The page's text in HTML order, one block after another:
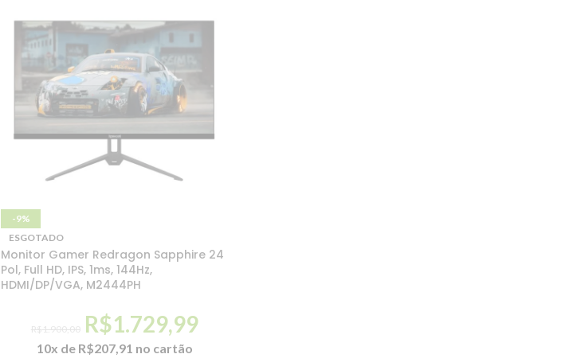
-9%
ESGOTADO
Monitor Gamer Redragon Sapphire 24
Pol, Full HD, IPS, 1ms, 144Hz,
HDMI/DP/VGA, M2444PH
R$1.900,00 R$1.729,99
10x de R$207,91 no cartão